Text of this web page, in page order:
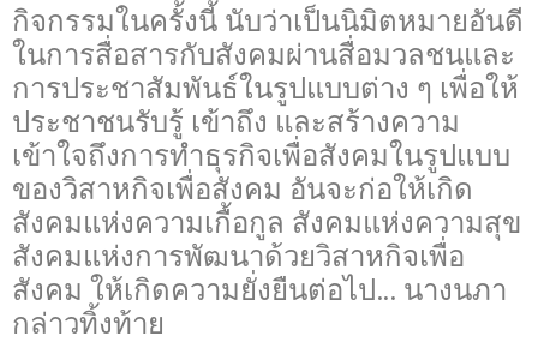
กิจกรรมในครั้งนี้ นับว่าเป็นนิมิตหมายอันดี
ในการสื่อสารกับสังคมผ่านสื่อมวลชนและ
การประชาสัมพันธ์ในรูปแบบต่าง ๆ เพื่อให้
ประชาชนรับรู้ เข้าถึง และสร้างความ
เข้าใจถึงการทำธุรกิจเพื่อสังคมในรูปแบบ
ของวิสาหกิจเพื่อสังคม อันจะก่อให้เกิด
สังคมแห่งความเกื้อกูล สังคมแห่งความสุข
สังคมแห่งการพัฒนาด้วยวิสาหกิจเพื่อ
สังคม ให้เกิดความยั่งยืนต่อไป… นางนภา
กล่าวทิ้งท้าย